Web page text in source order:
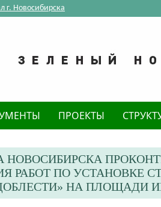
г. Новосибирска
ПРОЕКТЫ
НОВОСИБИРСКА
РАБОТ ПО УСТАНОВКЕ
НА ПЛОЩАДИ